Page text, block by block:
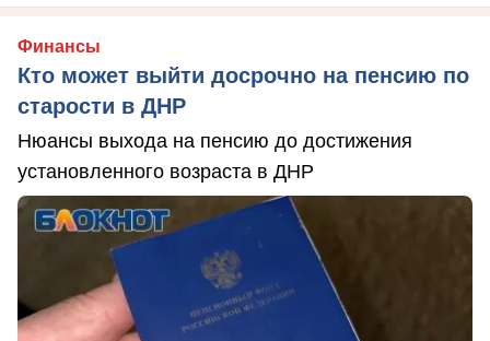
Финансы
Кто может выйти досрочно на пенсию по
старости в ДНР
Нюансы выхода на пенсию до достижения
установленного возраста в ДНР